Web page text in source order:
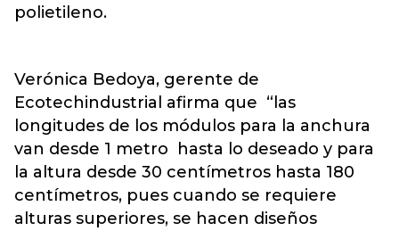
polietileno.
Verónica Bedoya, gerente de
Ecotechindustrial afirma que “las
longitudes de los módulos para la anchura
van desde 1 metro hasta lo deseado y para
la altura desde 30 centímetros hasta 180
centímetros, pues cuando se requiere
alturas superiores, se hacen diseños